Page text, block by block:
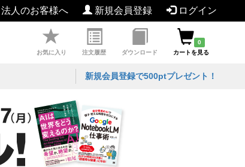
法人のお客様へ 新規会員登録 ログイン
お気に入り 注文履歴 ダウンロード
0
カートを見る
新規会員登録で500ptプレゼント！